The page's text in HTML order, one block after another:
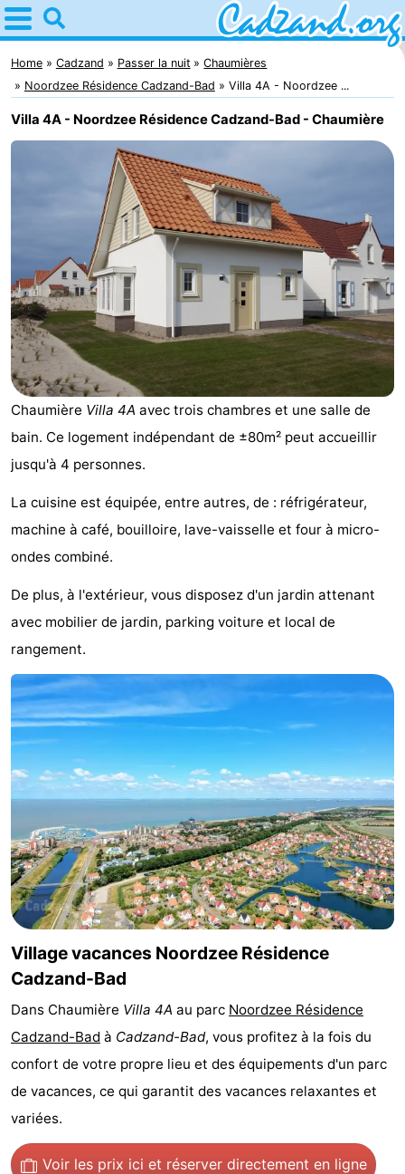
Home
Cadzand
Astuces
Avec
Appartements
Campings
Chaumières
-
Bad
Meersee
-
Beach
Resort
Nieuwvliet-
Bad
-
De
Meulinge
-
EuroParcs
Cadzand
-
Hoogduin
-
Noordzee
Résidence
Cadzand-
Bad
-
Resort
Nieuwvliet-
Bad
-
Schoneveld
-
Strand
Resort
Nieuwvliet-
Bad
-
Waterdunen
Zonneweelde
-
Zwinhoeve
Hôtels
Last
minutes
Plages
Voir
faire
d'intérêt
-
Monuments
-
Moulins
-
Home Cadzand Passer la nuit
Chaumières
Noordzee Résidence Cadzand-Bad
Villa 4A - Noordzee ...
Villa 4A - Noordzee Résidence Cadzand-Bad - Chaumière
Chaumière Villa 4A avec trois chambres et une salle de
bain. Ce logement indépendant de ±80m² peut accueillir
jusqu'à 4 personnes.
La cuisine est équipée, entre autres, de : réfrigérateur,
machine à café, bouilloire, lave-vaisselle et four à micro-
ondes combiné.
De plus, à l'extérieur, vous disposez d'un jardin attenant
avec mobilier de jardin, parking voiture et local de
rangement.
Village vacances Noordzee Résidence
Cadzand-Bad
Dans Chaumière Villa 4A au parc Noordzee Résidence
Cadzand-Bad à Cadzand-Bad, vous profitez à la fois du
confort de votre propre lieu et des équipements d'un parc
de vacances, ce qui garantit des vacances relaxantes et
variées.
Voir les prix ici et réserver directement en ligne